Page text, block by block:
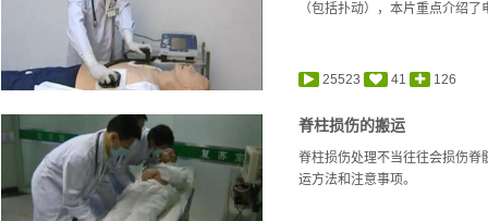
（包括扑动），本片重点介绍
25523 41 126
脊柱损伤的搬运
脊柱损伤处理不当往往会损伤
运方法和注意事项。